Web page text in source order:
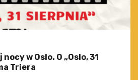
w Oslo. O „Oslo, 31
Triera